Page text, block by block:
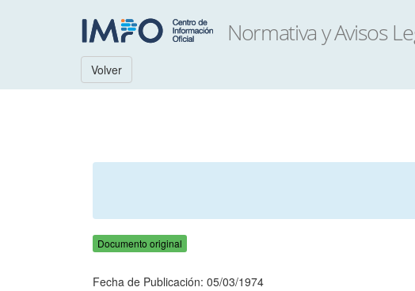
Volver
Documento original
Fecha de Publicación: 05/03/1974